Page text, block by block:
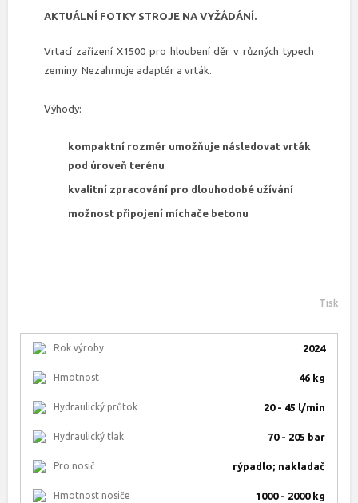
AKTUÁLNÍ FOTKY STROJE NA VYŽÁDÁNÍ.
Vrtací zařízení X1500 pro hloubení děr v různých typech
zeminy. Nezahrnuje adaptér a vrták.
Výhody:
kompaktní rozměr umožňuje následovat vrták
pod úroveň terénu
kvalitní zpracování pro dlouhodobé užívání
možnost připojení míchače betonu
Tisk
Rok výroby 2024
Hmotnost 46 kg
Hydraulický průtok 20 - 45 l/min
Hydraulický tlak 70 - 205 bar
Pro nosič rýpadlo; nakladač
Hmotnost nosiče 1000 - 2000 kg